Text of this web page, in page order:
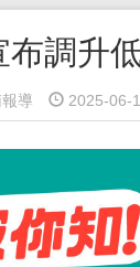
布調升
導 2025-06-